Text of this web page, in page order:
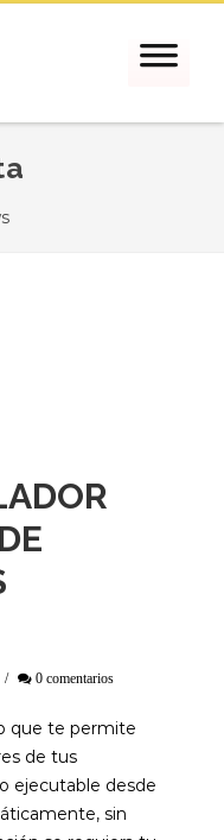
/ 0 comentarios
que te permite
de tus
ejecutable desde
sin